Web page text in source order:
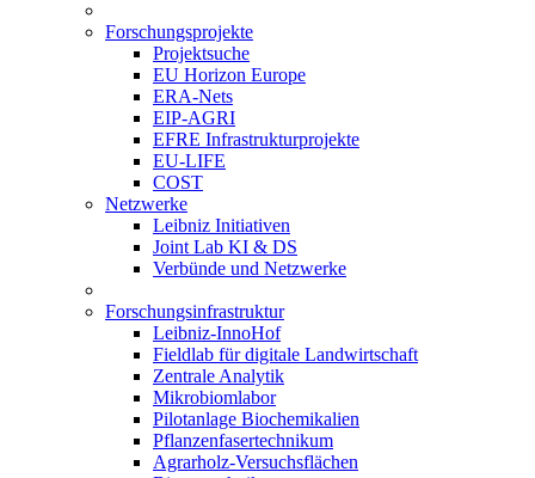
Forschungsprojekte
Projektsuche
EU Horizon Europe
ERA-Nets
EIP-AGRI
EFRE Infrastrukturprojekte
EU-LIFE
COST
Netzwerke
Leibniz Initiativen
Joint Lab KI & DS
Verbünde und Netzwerke
Forschungsinfrastruktur
Leibniz-InnoHof
Fieldlab für digitale Landwirtschaft
Zentrale Analytik
Mikrobiomlabor
Pilotanlage Biochemikalien
Pflanzenfasertechnikum
Agrarholz-Versuchsflächen